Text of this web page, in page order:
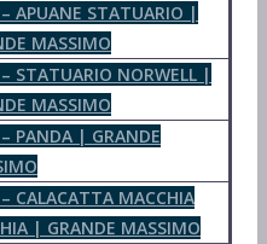
APUANE STATUARIO |
MASSIMO
STATUARIO NORWELL |
MASSIMO
PANDA | GRANDE
CALACATTA MACCHIA
| GRANDE MASSIMO